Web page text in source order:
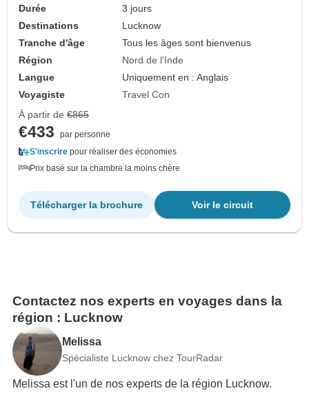
Durée
3 jours
Destinations
Lucknow
Tranche d'âge
Tous les âges sont bienvenus
Région
Nord de l'Inde
Langue
Uniquement en : Anglais
Voyagiste
Travel Con
À partir de €865
€433
par personne
S'inscrire pour réaliser des économies
Prix basé sur la chambre la moins chère
Voir le circuit
Télécharger la brochure
Contactez nos experts en voyages dans la
région : Lucknow
Melissa
Spécialiste Lucknow chez TourRadar
Melissa est l'un de nos experts de la région Lucknow.